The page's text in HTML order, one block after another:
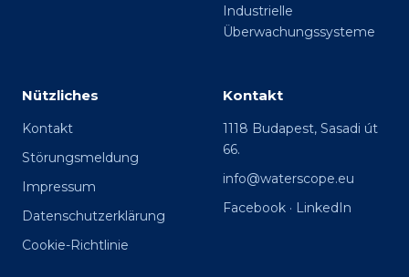
Industrielle
Überwachungssysteme
Nützliches
Kontakt
Störungsmeldung
Impressum
Datenschutzerklärung
Cookie-Richtlinie
Kontakt
1118 Budapest, Sasadi út
66.
info@waterscope.eu
Facebook · LinkedIn